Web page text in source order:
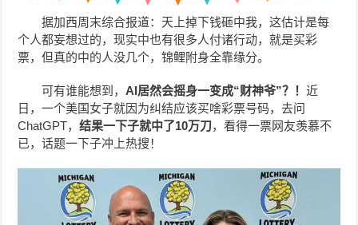
据加西周末综合报道：天上掉下钱砸中我，这估计是每
个人都妄想过的，现实中也有很多人付诸行动，就是买彩
票，但真的中的人没几个，锦鲤附身全靠缘分。
可有谁能想到，AI居然会摇身一变成“财神爷”？！近
日，一个美国女子就因为纠结应该买啥彩票号码，去问
ChatGPT，结果一下子就中了10万刀，看得一票网友羡慕不
已，话题一下子冲上热搜！